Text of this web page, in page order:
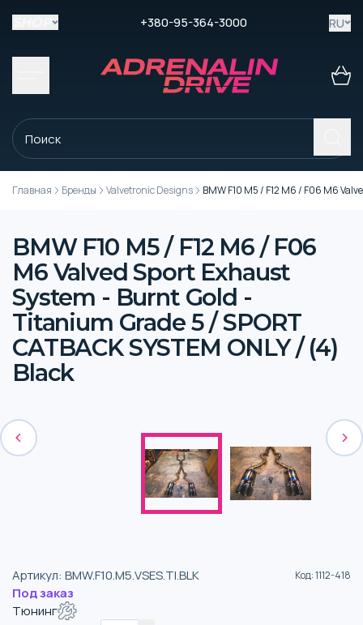
+380-95-364-3000 RU
Главная Бренды Valvetronic Designs BMW F10 M5 / F12 M6 / F06 M6
BMW F10 M5 / F12 M6 / F06
M6 Valved Sport Exhaust
System - Burnt Gold -
Titanium Grade 5 / SPORT
CATBACK SYSTEM ONLY / (4)
Black
Артикул: BMW.F10.M5.VSES.TI.BLK Код:1112-418
Под заказ
Тюнинг